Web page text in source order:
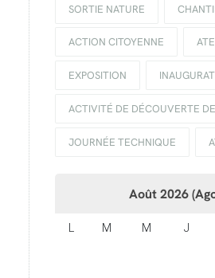
SORTIE NATURE
ACTION CITOYENNE
EXPOSITION
ACTIVITÉ DE DÉCOUVERTE
JOURNÉE TECHNIQUE
Août 2026
L M M J